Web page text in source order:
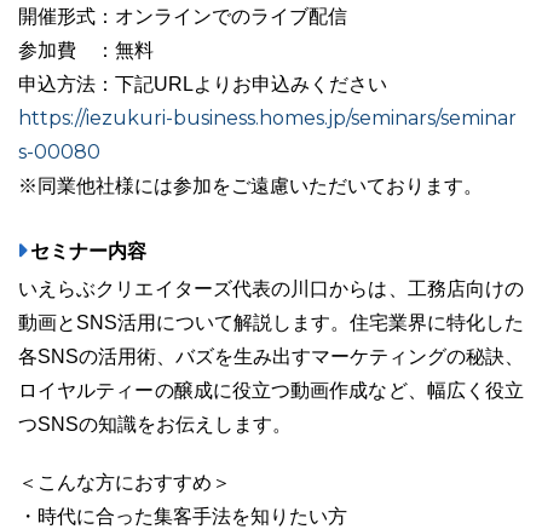
開催形式：オンラインでのライブ配信
参加費 ：無料
申込方法：下記URLよりお申込みください
https://iezukuri-business.homes.jp/seminars/seminar
s-00080
※同業他社様には参加をご遠慮いただいております。
セミナー内容
いえらぶクリエイターズ代表の川口からは、工務店向けの
動画とSNS活用について解説します。住宅業界に特化した
各SNSの活用術、バズを生み出すマーケティングの秘訣、
ロイヤルティーの醸成に役立つ動画作成など、幅広く役立
つSNSの知識をお伝えします。
＜こんな方におすすめ＞
・時代に合った集客手法を知りたい方